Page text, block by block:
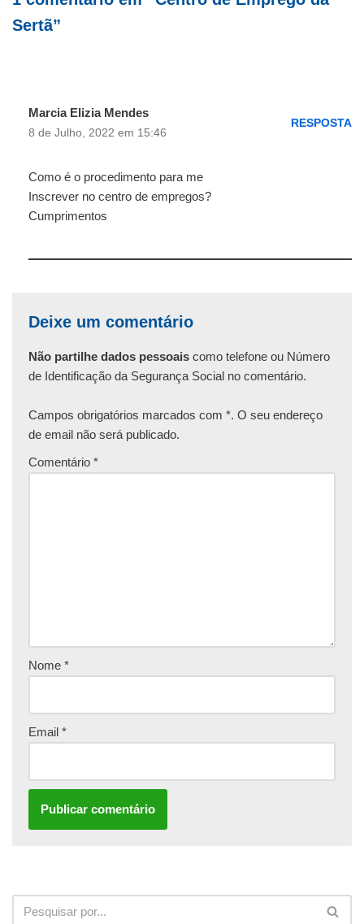
Sertã”
Marcia Elizia Mendes
8 de Julho, 2022 em 15:46
RESPOSTA
Como é o procedimento para me
Inscrever no centro de empregos?
Cumprimentos
Deixe um comentário
Não partilhe dados pessoais como telefone ou Número
de Identificação da Segurança Social no comentário.
Campos obrigatórios marcados com *. O seu endereço
de email não será publicado.
Comentário *
Nome *
Email *